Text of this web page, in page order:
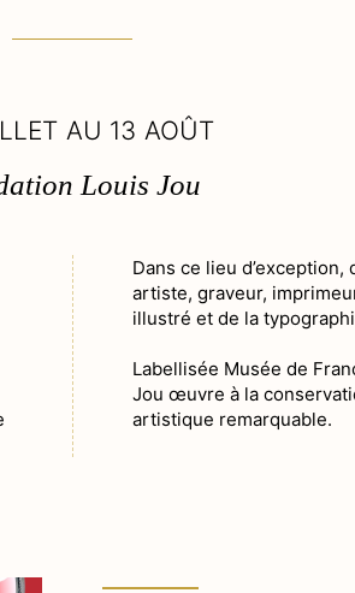
AU 13 AOÛT
Louis Jou
Dans ce lieu d’exception,
artiste, graveur,
illustré et de la
Labellisée Musée de
Jou œuvre à la
artistique remarquable.